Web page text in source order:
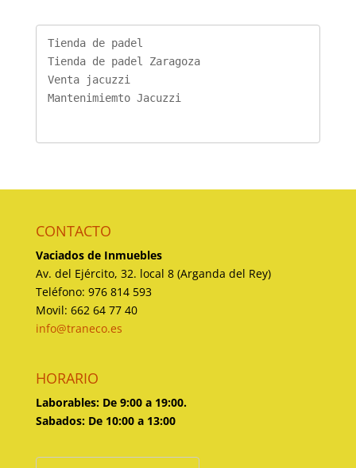
Tienda de padel
Tienda de padel Zaragoza
Venta jacuzzi
Mantenimiemto Jacuzzi
CONTACTO
Vaciados de Inmuebles
Av. del Ejército, 32. local 8 (Arganda del Rey)
Teléfono: 976 814 593
Movil: 662 64 77 40
info@traneco.es
HORARIO
Laborables: De 9:00 a 19:00.
Sabados: De 10:00 a 13:00